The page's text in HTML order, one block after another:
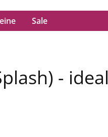
Sale
- ideal